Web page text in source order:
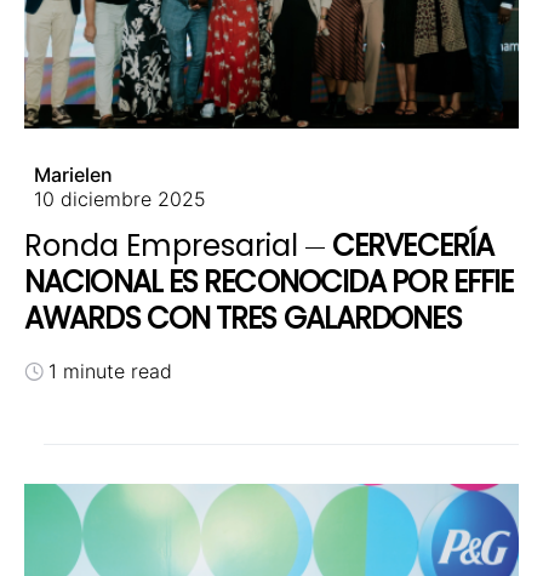
Marielen
10 diciembre 2025
Ronda Empresarial
CERVECERÍA
NACIONAL ES RECONOCIDA POR EFFIE
AWARDS CON TRES GALARDONES
1 minute read